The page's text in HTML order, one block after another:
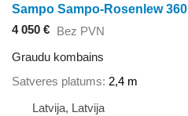
Sampo Sampo-Rosenlew 360
4 050 € Bez PVN
Graudu kombains
Satveres platums 2,4 m
Latvija, Latvija